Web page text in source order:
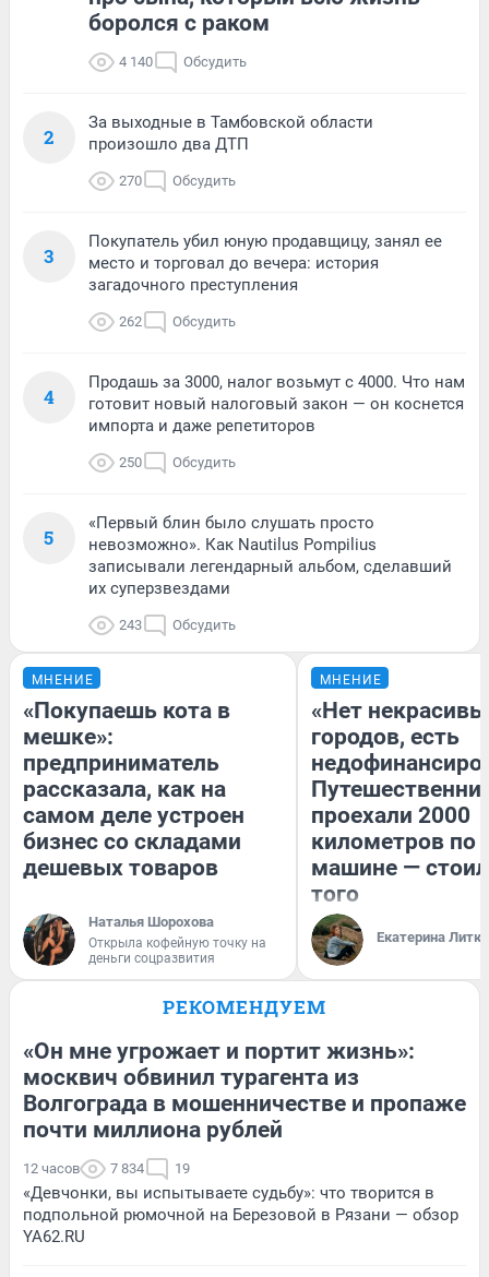
боролся с раком
4 140 Обсудить
2
За выходные в Тамбовской области
произошло два ДТП
270 Обсудить
3
Покупатель убил юную продавщицу, занял ее
место и торговал до вечера: история
загадочного преступления
262 Обсудить
4
Продашь за 3000, налог возьмут с 4000. Что нам
готовит новый налоговый закон — он коснется
импорта и даже репетиторов
250 Обсудить
5
«Первый блин было слушать просто
невозможно». Как Nautilus Pompilius
записывали легендарный альбом, сделавший
их суперзвездами
243 Обсудить
МНЕНИЕ
«Покупаешь кота в
мешке»:
предприниматель
рассказала, как на
самом деле устроен
бизнес со складами
дешевых товаров
Наталья Шорохова
Открыла кофейную точку на
деньги соцразвития
МНЕНИЕ
«Нет
городов, есть
проехали 2000
километров по
машине —
того
Екатерина
РЕКОМЕНДУЕМ
«Он мне угрожает и портит жизнь»:
москвич обвинил турагента из
Волгограда в мошенничестве и пропаже
почти миллиона рублей
12 часов 7 834 19
«Девчонки, вы испытываете судьбу»: что творится в
подпольной рюмочной на Березовой в Рязани — обзор
YA62.RU